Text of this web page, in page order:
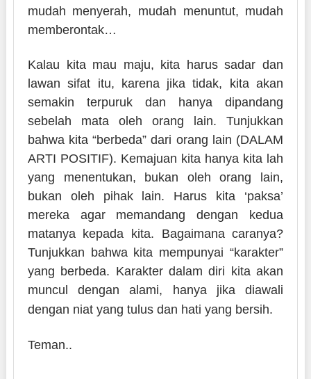
mudah menyerah, mudah menuntut, mudah
memberontak…
Kalau kita mau maju, kita harus sadar dan
lawan sifat itu, karena jika tidak, kita akan
semakin terpuruk dan hanya dipandang
sebelah mata oleh orang lain. Tunjukkan
bahwa kita “berbeda” dari orang lain (DALAM
ARTI POSITIF). Kemajuan kita hanya kita lah
yang menentukan, bukan oleh orang lain,
bukan oleh pihak lain. Harus kita ‘paksa’
mereka agar memandang dengan kedua
matanya kepada kita. Bagaimana caranya?
Tunjukkan bahwa kita mempunyai “karakter”
yang berbeda. Karakter dalam diri kita akan
muncul dengan alami, hanya jika diawali
dengan niat yang tulus dan hati yang bersih.
Teman..